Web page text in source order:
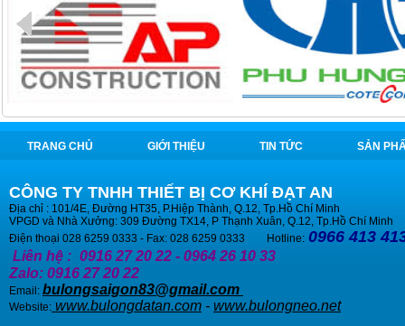
TRANG CHỦ GIỚI THIỆU TIN TỨC SẢN
CÔNG TY TNHH THIẾT BỊ CƠ KHÍ ĐẠT AN
Địa chỉ : 101/4E, Đường HT35, P.Hiệp Thành, Q.12, Tp.Hồ Chí Minh
VPGD và Nhà Xưởng: 309 Đường TX14, P Thạnh Xuân, Q.12, Tp.Hồ Chí Minh
Điện thoại 028 6259 0333 - Fax: 028 6259 0333 Hotline: 0966 413
Liên hệ : 0916 27 20 22 - 0964 26 10 33
Zalo: 0916 27 20 22
Email: bulongsaigon83@gmail.com
Website: www.bulongdatan.com - www.bulongneo.net